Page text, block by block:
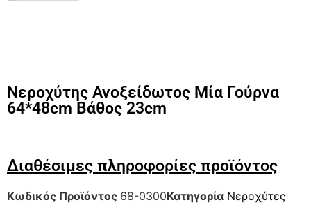
Νεροχύτης Ανοξείδωτος Μία Γούρνα
64*48cm Βάθος 23cm
Διαθέσιμες πληροφορίες προϊόντος
Κωδικός Προϊόντος 68-0300Κατηγορία Νεροχύτες